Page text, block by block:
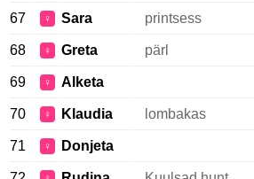
67 ♀ Sara printsess
68 ♀ Greta pärl
69 ♀ Alketa
70 ♀ Klaudia lombakas
71 ♀ Donjeta